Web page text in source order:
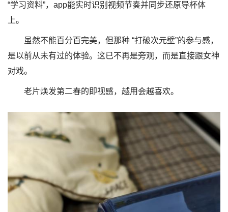
“学习资料”，app能实时识别视频节奏并同步还原导杯体
上。
虽然不能百分百完美，但那种 “打破次元壁”的参与感，
是以前从未有过的体验。这已不再是旁观，而是直接跟女神
对戏。
老片焕发第二春的即视感，越用会越喜欢。